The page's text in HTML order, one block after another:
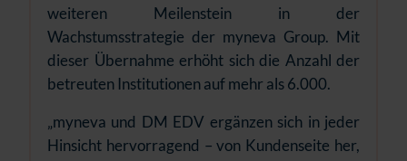
weiteren Meilenstein in der
Wachstumsstrategie der myneva Group. Mit
dieser Übernahme erhöht sich die Anzahl der
betreuten Institutionen auf mehr als 6.000.
„myneva und DM EDV ergänzen sich in jeder
Hinsicht hervorragend – von Kundenseite her,